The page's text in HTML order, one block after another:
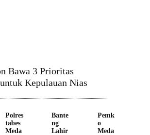
Bawa 3 Prioritas
Kepulauan Nias
Polres
tabes
Meda
Bante
ng
Lahir
Pemk
o
Meda